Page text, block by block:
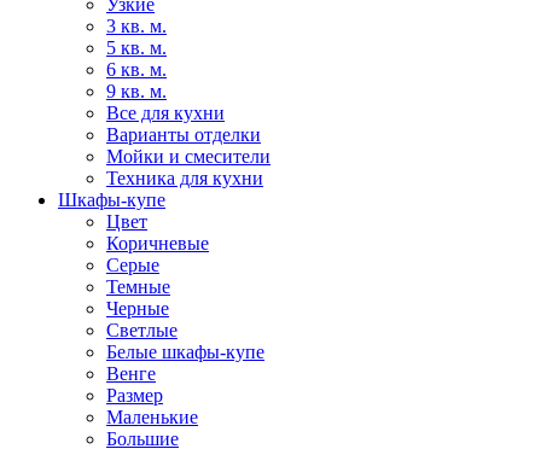
Узкие
3 кв. м.
5 кв. м.
6 кв. м.
9 кв. м.
Все для кухни
Варианты отделки
Мойки и смесители
Техника для кухни
Шкафы-купе
Цвет
Коричневые
Серые
Темные
Черные
Светлые
Белые шкафы-купе
Венге
Размер
Маленькие
Большие